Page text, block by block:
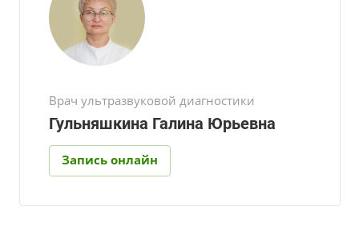
Врач ультразвуковой диагностики
Гульняшкина Галина Юрьевна
Запись онлайн